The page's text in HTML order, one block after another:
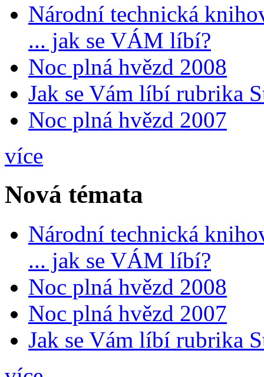
Národní technická
... jak se VÁM líbí?
Noc plná hvězd 2008
Jak se Vám líbí rubrika
Noc plná hvězd 2007
více
Nová témata
Národní technická
... jak se VÁM líbí?
Noc plná hvězd 2008
Noc plná hvězd 2007
Jak se Vám líbí rubrika